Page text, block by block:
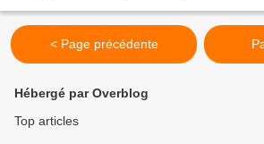
< Page précédente
Hébergé par Overblog
Top articles